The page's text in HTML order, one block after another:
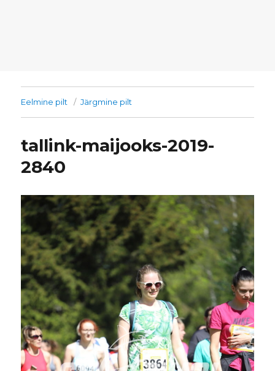
Eelmine pilt Järgmine pilt
tallink-maijooks-2019-
2840